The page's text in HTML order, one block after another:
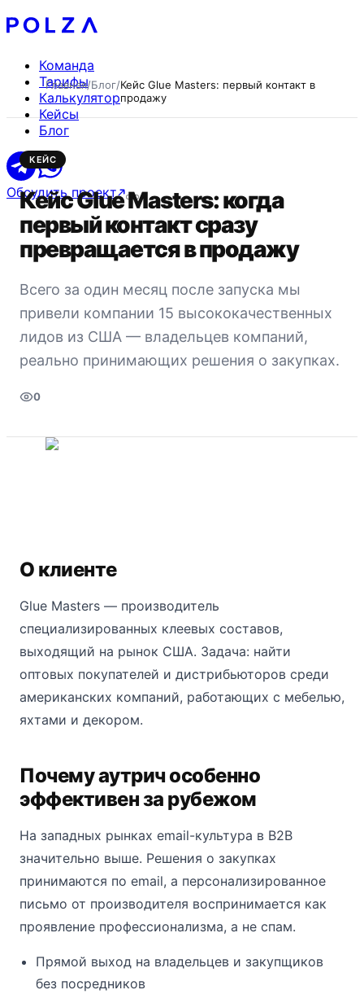
Команда
Тарифы
Калькулятор
Кейсы
Блог
Обсудить проект
Главная/Блог/Кейс Glue Masters: первый контакт в
продажу
КЕЙС
Кейс Glue Masters: когда
первый контакт сразу
превращается в продажу
Всего за один месяц после запуска мы
привели компании 15 высококачественных
лидов из США — владельцев компаний,
реально принимающих решения о закупках.
0
О клиенте
Glue Masters — производитель
специализированных клеевых составов,
выходящий на рынок США. Задача: найти
оптовых покупателей и дистрибьюторов среди
американских компаний, работающих с мебелью,
яхтами и декором.
Почему аутрич особенно
эффективен за рубежом
На западных рынках email-культура в B2B
значительно выше. Решения о закупках
принимаются по email, а персонализированное
письмо от производителя воспринимается как
проявление профессионализма, а не спам.
Прямой выход на владельцев и закупщиков
без посредников